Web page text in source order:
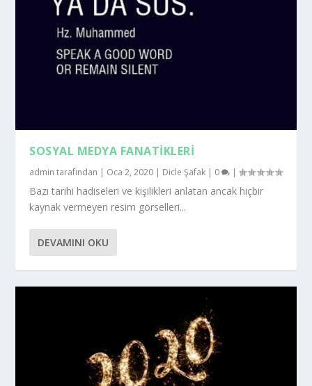
SOSYAL MEDYA FANATİKLERİ
admin tarafından | Oca 2, 2020 Dicle Şafak 0 |
Bazı tarihi hadiseleri ve kişilikleri anlatan ancak hiçbir
kaynak vermeyen resim görselleri...
DEVAMINI OKU